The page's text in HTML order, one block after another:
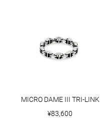
MICRO DAME III TRI-LINK
¥83,600